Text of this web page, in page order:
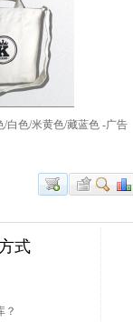
白色/米黄色/藏蓝色 -广告
式
？